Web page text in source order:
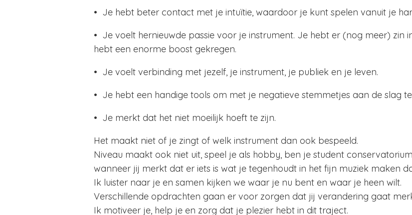
• Je hebt beter contact met je intuïtie, waardoor je kunt spelen vanuit je
• Je voelt hernieuwde passie voor je instrument. Je hebt er (nog meer) zin
hebt een enorme boost gekregen.
• Je voelt verbinding met jezelf, je instrument, je publiek en je leven.
• Je hebt een handige tools om met je negatieve stemmetjes aan de slag
• Je merkt dat het niet moeilijk hoeft te zijn.
Het maakt niet of je zingt of welk instrument dan ook bespeeld.
Niveau maakt ook niet uit, speel je als hobby, ben je student
wanneer jij merkt dat er iets is wat je tegenhoudt in het fijn muziek maken
Ik luister naar je en samen kijken we waar je nu bent en waar je heen wilt.
Verschillende opdrachten gaan er voor zorgen dat jij verandering gaat
Ik motiveer je, help je en zorg dat je plezier hebt in dit traject.